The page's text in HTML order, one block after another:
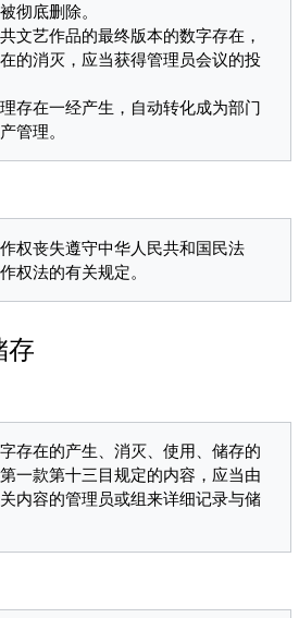
彻底删除。
文艺作品的最终版本的数字存在，
的消灭，应当获得管理员会议的投
存在一经产生，自动转化成为部门
权丧失遵守中华人民共和国民法
存
存在的产生、消灭、使用、储存的
一款第十三目规定的内容，应当由
内容的管理员或组来详细记录与储